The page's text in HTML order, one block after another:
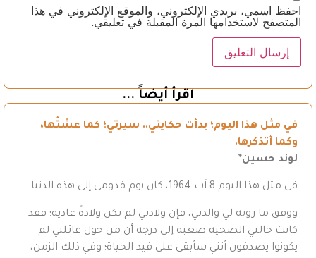
احفظ اسمي، بريدي الإلكتروني، والموقع الإلكتروني في هذا
المتصفح لاستخدامها المرة المقبلة في تعليقي.
اقرأ أيضاً ...
في مثل هذا اليوم؛ بدأت حكايتي.. سيرتي؛ كما عشتُها،
وكما أتذكرها.
لوند حسين*
في مثل هذا اليوم 8 آب 1964، كان يوم قدومي إلى هذه الدنيا.
ووفق ما روته لي والدتي، فإن ولادتي لم تكن ولادةً عادية؛ فقد
كانت حالتي الصحية صعبة إلى درجة أن من حول عائلتي لم
يكونوا يصدقون أنني سأبقى على قيد الحياة؛ وفي ذلك الزمن،